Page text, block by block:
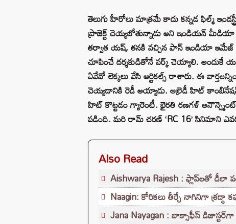
తెలుగు హీరోలు మాత్రమే కాదు కన్నడ ఫిల్మ్
ప్రాజెక్ట్ చెయ్యబోతున్నాడు అని ఇండియన్ మీడియా
తర్వాత యష్, తనకి వచ్చిన పాన్ ఇండియా ఇమేజ్
చూపించే దర్శకుడితోనే వర్క్ చెయ్యాలి. అందుకే
ఏవేవో లెక్కలు వేసి ఆర్టికల్స్ రాశారు. ఈ
చెయ్యడానికి రెడీ అయ్యాడు. ఆల్రెడీ హిట్
హిట్ కొట్టడం గ్యారెంటీ. భైరతి రణగళ్ అనౌన్స్మెంట్
పడింది. మరి రామ్ చరణ్ ‘RC 16’ సినిమాని
Also Read
Aishwarya Rajesh : ఫ్లాప్‌లతో డీలా
Naagin: కోరికలు తీర్చే నాగినిగా శ్రద్ధా
Jana Nayagan : బాక్సాఫీస్